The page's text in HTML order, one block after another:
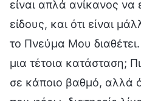
είναι απλά ανίκανος να
είδους, και ότι είναι
το Πνεύμα Μου
μια τέτοια κατάσταση;
σε κάποιο βαθμό, αλλά